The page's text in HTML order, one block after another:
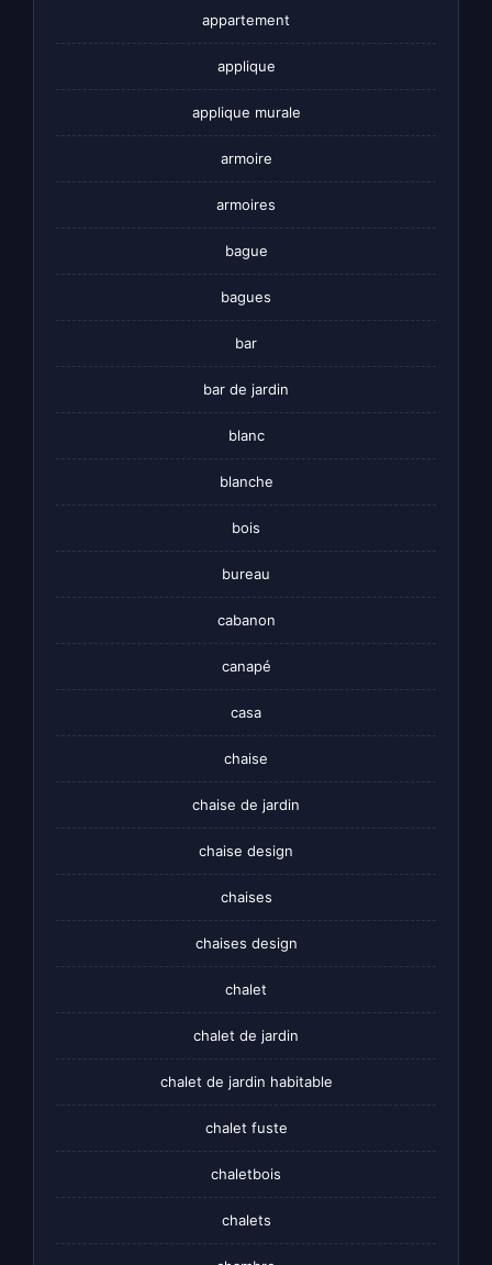
appartement
applique
applique murale
armoire
armoires
bague
bagues
bar
bar de jardin
blanc
blanche
bois
bureau
cabanon
canapé
casa
chaise
chaise de jardin
chaise design
chaises
chaises design
chalet
chalet de jardin
chalet de jardin habitable
chalet fuste
chaletbois
chalets